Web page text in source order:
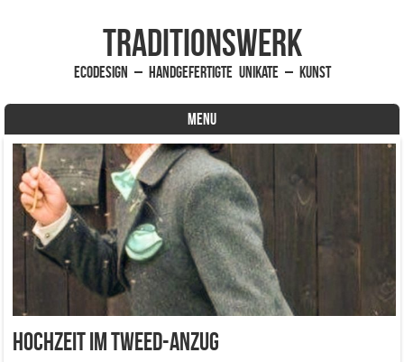
traditionsWerk
EcoDesign – handgefertigte Unikate – Kunst
MENU
Skip to content
Hochzeit im Tweed-Anzug